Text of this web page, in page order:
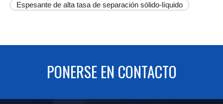
Espesante de alta tasa de separación sólido-líquido
PONERSE EN CONTACTO